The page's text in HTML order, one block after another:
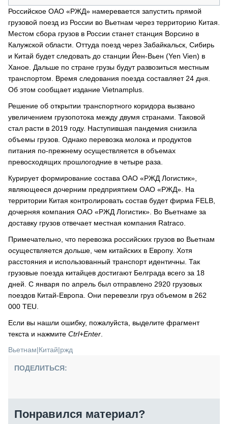
Российское ОАО «РЖД» намеревается запустить прямой
грузовой поезд из России во Вьетнам через территорию Китая.
Местом сбора грузов в России станет станция Ворсино в
Калужской области. Оттуда поезд через Забайкальск, Сибирь
и Китай будет следовать до станции Йен-Вьен (Yen Vien) в
Ханое. Дальше по стране грузы будут развозиться местным
транспортом. Время следования поезда составляет 24 дня.
Об этом сообщает издание Vietnamplus.
Решение об открытии транспортного коридора вызвано
увеличением грузопотока между двумя странами. Таковой
стал расти в 2019 году. Наступившая пандемия снизила
объемы грузов. Однако перевозка молока и продуктов
питания по-прежнему осуществляется в объемах
превосходящих прошлогодние в четыре раза.
Курирует формирование состава ОАО «РЖД Логистик»,
являющееся дочерним предприятием ОАО «РЖД». На
территории Китая контролировать состав будет фирма FELB,
дочерняя компания ОАО «РЖД Логистик». Во Вьетнаме за
доставку грузов отвечает местная компания Ratraco.
Примечательно, что перевозка российских грузов во Вьетнам
осуществляется дольше, чем китайских в Европу. Хотя
расстояния и использованный транспорт идентичны. Так
грузовые поезда китайцев достигают Белграда всего за 18
дней. С января по апрель был отправлено 2920 грузовых
поездов Китай-Европа. Они перевезли груз объемом в 262
000 TEU.
Если вы нашли ошибку, пожалуйста, выделите фрагмент
текста и нажмите Ctrl+Enter
Вьетнам|Китай|ржд
ПОДЕЛИТЬСЯ:
Понравился материал?